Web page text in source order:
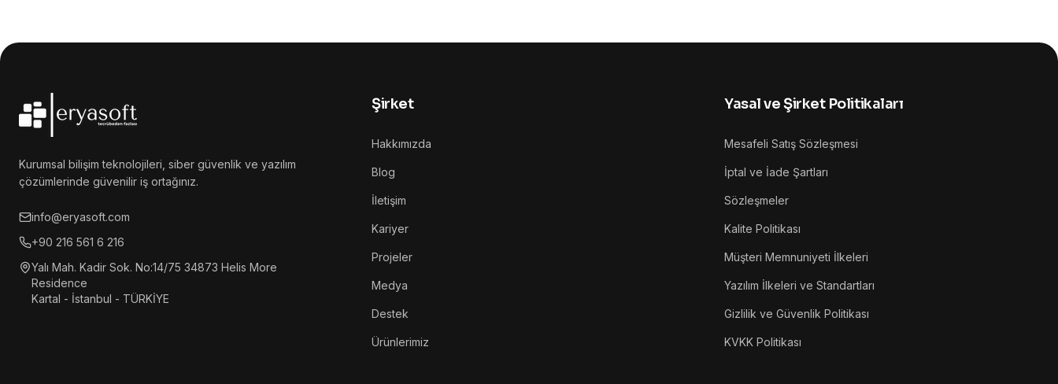
Kurumsal bilişim teknolojileri, siber güvenlik ve yazılım
çözümlerinde güvenilir iş ortağınız.
info@eryasoft.com
+90 216 561 6 216
Yalı Mah. Kadir Sok. No:14/75 34873 Helis More
Residence
Kartal - İstanbul - TÜRKİYE
Şirket
Hakkımızda
Blog
İletişim
Kariyer
Projeler
Medya
Destek
Ürünlerimiz
Yasal ve Şirket Politikaları
Mesafeli Satış Sözleşmesi
İptal ve İade Şartları
Sözleşmeler
Kalite Politikası
Müşteri Memnuniyeti İlkeleri
Yazılım İlkeleri ve Standartları
Gizlilik ve Güvenlik Politikası
KVKK Politikası